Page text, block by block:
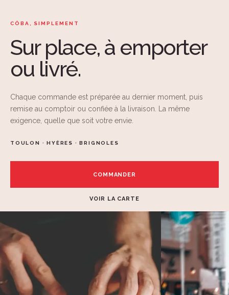
CÔBA, SIMPLEMENT
Sur place, à emporter
ou livré.
Chaque commande est préparée au dernier moment, puis
remise au comptoir ou confiée à la livraison. La même
exigence, quelle que soit votre envie.
TOULON · HYÈRES · BRIGNOLES
COMMANDER
VOIR LA CARTE